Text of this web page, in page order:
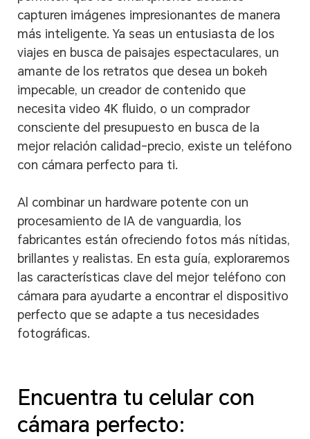
capturen imágenes impresionantes de manera
más inteligente. Ya seas un entusiasta de los
viajes en busca de paisajes espectaculares, un
amante de los retratos que desea un bokeh
impecable, un creador de contenido que
necesita video 4K fluido, o un comprador
consciente del presupuesto en busca de la
mejor relación calidad-precio, existe un teléfono
con cámara perfecto para ti.
Al combinar un hardware potente con un
procesamiento de IA de vanguardia, los
fabricantes están ofreciendo fotos más nítidas,
brillantes y realistas. En esta guía, exploraremos
las características clave del mejor teléfono con
cámara para ayudarte a encontrar el dispositivo
perfecto que se adapte a tus necesidades
fotográficas.
Encuentra tu celular con
cámara perfecto: